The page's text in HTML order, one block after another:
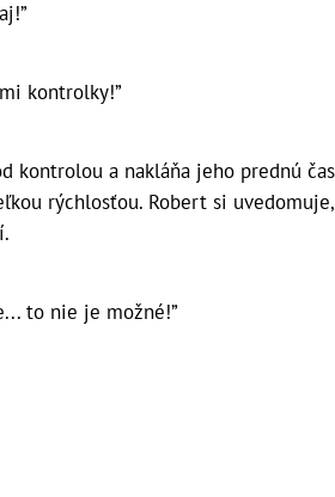
kontrolky!”
kontrolou a nakláňa jeho prednú
rýchlosťou. Robert si
to nie je možné!”